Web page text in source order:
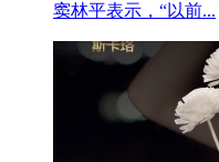
窦林平表示，“以前...